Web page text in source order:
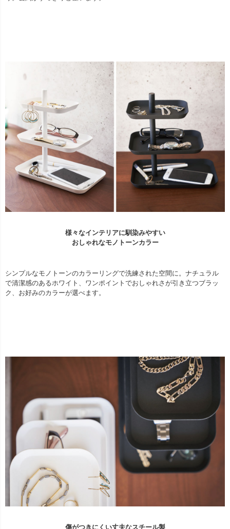
様々なインテリアに馴染みやすい
おしゃれなモノトーンカラー
シンプルなモノトーンのカラーリングで洗練された空間に。ナチュラル
で清潔感のあるホワイト、ワンポイントでおしゃれさが引き立つブラッ
ク、お好みのカラーが選べます。
傷がつきにくい丈夫なスチール製